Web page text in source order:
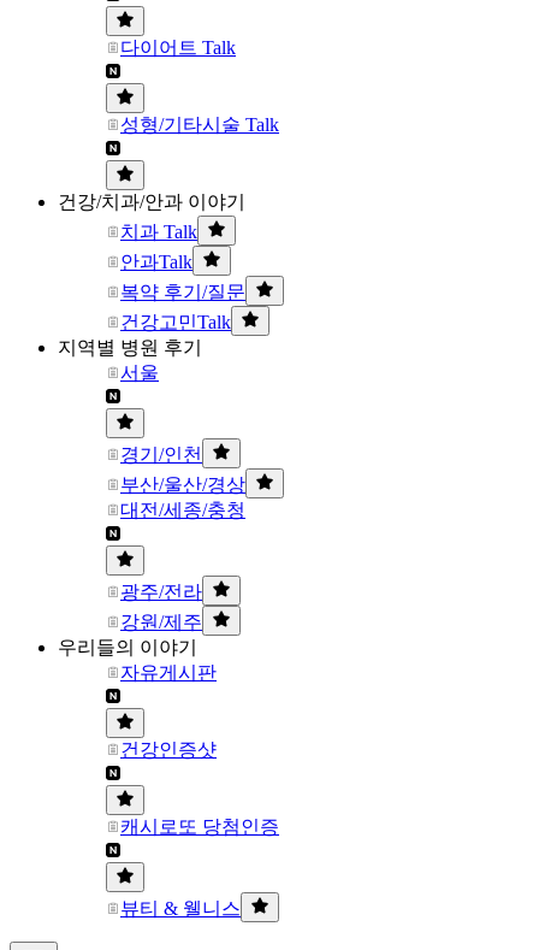
다이어트 Talk
성형/기타시술 Talk
건강/치과/안과 이야기
치과 Talk
안과Talk
복약 후기/질문
건강고민Talk
지역별 병원 후기
서울
경기/인천
부산/울산/경상
대전/세종/충청
광주/전라
강원/제주
우리들의 이야기
자유게시판
건강인증샷
캐시로또 당첨인증
뷰티 & 웰니스